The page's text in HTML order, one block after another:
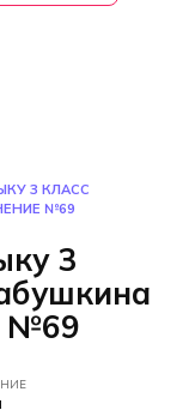
3 КЛАСС
№69
3
№69